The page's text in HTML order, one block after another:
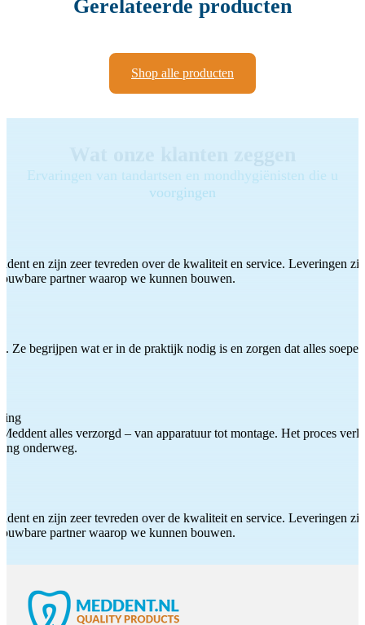
Gerelateerde producten
Shop alle producten
Ervaringen van tandartsen en mondhygiënisten die u
voorgingen
en zijn zeer tevreden over de kwaliteit en service. Leveringen
partner waarop we kunnen bouwen.
Ze begrijpen wat er in de praktijk nodig is en zorgen dat alles
alles verzorgd – van apparatuur tot montage. Het proces
onderweg.
en zijn zeer tevreden over de kwaliteit en service. Leveringen
partner waarop we kunnen bouwen.